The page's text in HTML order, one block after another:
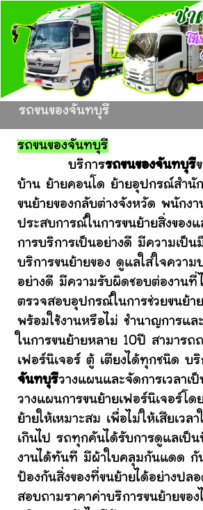
รถขนของจันทบุรี
รถขนของจันทบุรี
บริการรถขนของจันทบุรี
บ้าน ย้ายคอนโด ย้ายอุปกรณ์สำนั
ขนย้ายของกลับต่างจังหวัด พนักง
ประสบการณ์ในการขนย้ายสิ่งของแ
การบริการเป็นอย่างดี มีความเป็น
บริการขนย้ายของ ดูแลใส่ใจควา
อย่างดี มีความรับผิดชอบต่องานที่
ตรวจสอบอุปกรณ์ในการช่วยขนย้า
พร้อมใช้งานหรือไม่ ชำนาญการแ
ในการขนย้ายหลาย 10ปี สามาร
เฟอร์นิเจอร์ ตู้ เตียงได้ทุกชนิด บริ
จันทบุรีวางแผนและจัดการเวลาเ
วางแผนการขนย้ายเฟอร์นิเจอร์โด
ย้ายให้เหมาะสม เพื่อไม่ให้เสียเวล
เกินไป รถทุกคันได้รับการดูแลเป็น
งานได้ทันที มีผ้าใบคลุมกันแดด กั
ป้องกันสิ่งของที่ขนย้ายได้อย่างปล
สอบถามราคาค่าบริการขนย้ายขอ